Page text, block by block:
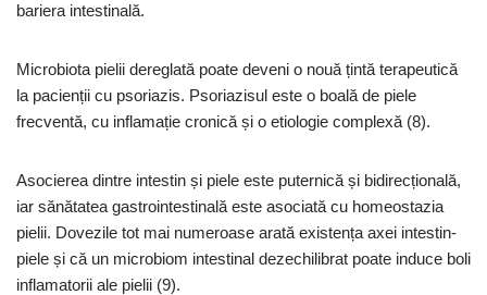
bariera intestinală.
Microbiota pielii dereglată poate deveni o nouă țintă terapeutică
la pacienții cu psoriazis. Psoriazisul este o boală de piele
frecventă, cu inflamație cronică și o etiologie complexă (8).
Asocierea dintre intestin și piele este puternică și bidirecțională,
iar sănătatea gastrointestinală este asociată cu homeostazia
pielii. Dovezile tot mai numeroase arată existența axei intestin-
piele și că un microbiom intestinal dezechilibrat poate induce boli
inflamatorii ale pielii (9).